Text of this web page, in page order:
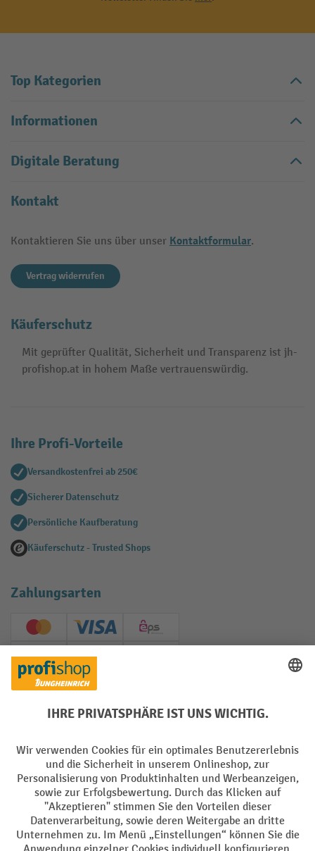
Top Kategorien
Informationen
Digitale Beratung
Kontakt
Kontaktieren Sie uns über unser Kontaktformular.
Vertrag widerrufen
Käuferschutz
Mit geprüfter Qualität, Sicherheit und Transparenz ist jh-
profishop.at in hohem Maße vertrauenswürdig.
Ihre Profi-Vorteile
Versandkostenfrei ab 250€
Sicherer Datenschutz
Persönliche Kaufberatung
Käuferschutz - Trusted Shops
Zahlungsarten
Creditcard (Master)Creditcard (Visa)
EPS
PayPal
Soziale Netzwerke
Impressum Datenschutz
Barrierefreiheit Privacy Settings